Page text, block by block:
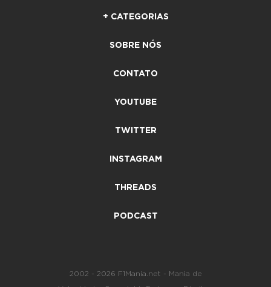
+ CATEGORIAS
SOBRE NÓS
CONTATO
YOUTUBE
TWITTER
INSTAGRAM
THREADS
PODCAST
2002 - 2026 F1Mania.net - Mania de